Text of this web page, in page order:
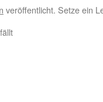
veröffentlicht. Setze ein